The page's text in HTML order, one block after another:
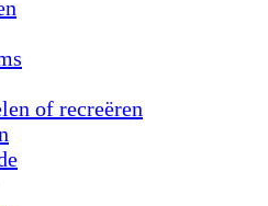
of recreëren